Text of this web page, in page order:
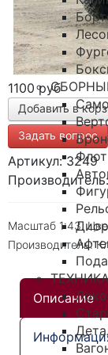
Флот
1100 руб
Задать вопрос
Артикул: 3249
Масштаб 1:43.
Производитель:
Описание